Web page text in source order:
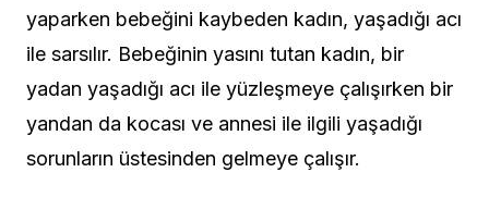
yaparken bebeğini kaybeden kadın, yaşadığı acı
ile sarsılır. Bebeğinin yasını tutan kadın, bir
yadan yaşadığı acı ile yüzleşmeye çalışırken bir
yandan da kocası ve annesi ile ilgili yaşadığı
sorunların üstesinden gelmeye çalışır.